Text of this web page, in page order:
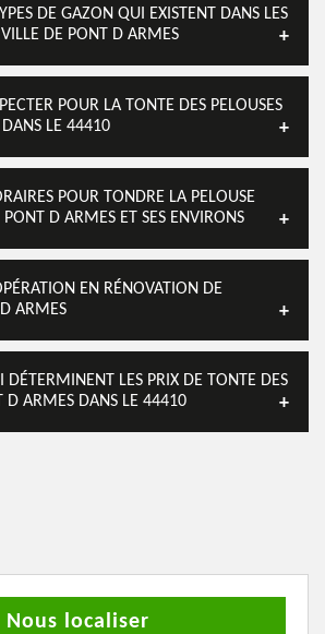
DE GAZON QUI EXISTENT DANS LES
DE PONT D ARMES
POUR LA TONTE DES PELOUSES
LE 44410
POUR TONDRE LA PELOUSE
D ARMES ET SES ENVIRONS
EN RÉNOVATION DE
ARMES
DÉTERMINENT LES PRIX DE TONTE DES
D ARMES DANS LE 44410
Nous localiser